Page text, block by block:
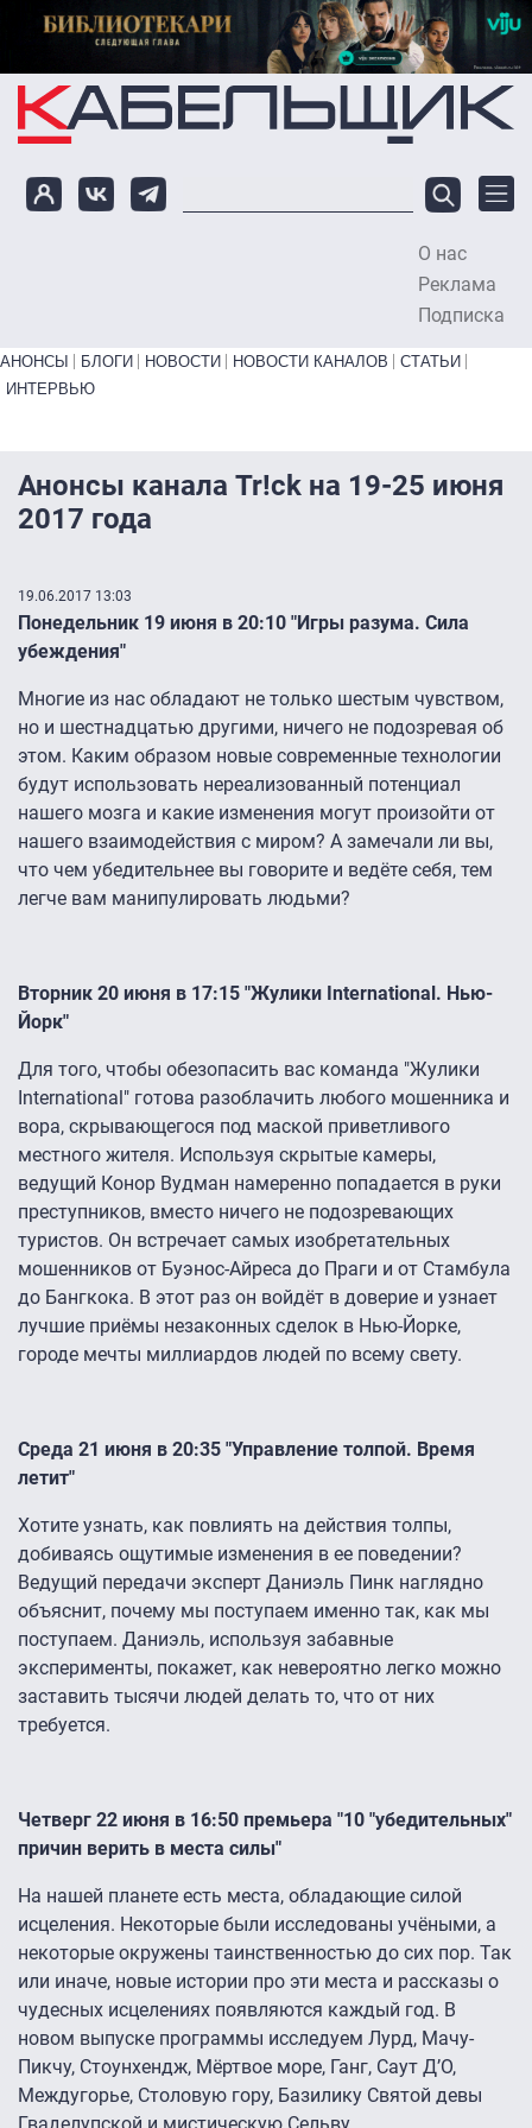
Перейти к основному содержанию
О нас
Реклама
Подписка
Primary links bottom
АНОНСЫ БЛОГИ НОВОСТИ НОВОСТИ КАНАЛОВ
СТАТЬИ
ИНТЕРВЬЮ
Анонсы канала Tr!ck на 19-25 июня
2017 года
19.06.2017 13:03
Понедельник 19 июня в 20:10 "Игры разума. Сила
убеждения"
Многие из нас обладают не только шестым чувством,
но и шестнадцатью другими, ничего не подозревая об
этом. Каким образом новые современные технологии
будут использовать нереализованный потенциал
нашего мозга и какие изменения могут произойти от
нашего взаимодействия с миром? А замечали ли вы,
что чем убедительнее вы говорите и ведёте себя, тем
легче вам манипулировать людьми?
Вторник 20 июня в 17:15 "Жулики International. Нью-
Йорк"
Для того, чтобы обезопасить вас команда "Жулики
International" готова разоблачить любого мошенника и
вора, скрывающегося под маской приветливого
местного жителя. Используя скрытые камеры,
ведущий Конор Вудман намеренно попадается в руки
преступников, вместо ничего не подозревающих
туристов. Он встречает самых изобретательных
мошенников от Буэнос-Айреса до Праги и от Стамбула
до Бангкока. В этот раз он войдёт в доверие и узнает
лучшие приёмы незаконных сделок в Нью-Йорке,
городе мечты миллиардов людей по всему свету.
Среда 21 июня в 20:35 "Управление толпой. Время
летит"
Хотите узнать, как повлиять на действия толпы,
добиваясь ощутимые изменения в ее поведении?
Ведущий передачи эксперт Даниэль Пинк наглядно
объяснит, почему мы поступаем именно так, как мы
поступаем. Даниэль, используя забавные
эксперименты, покажет, как невероятно легко можно
заставить тысячи людей делать то, что от них
требуется.
Четверг 22 июня в 16:50 премьера "10 "убедительных"
причин верить в места силы"
На нашей планете есть места, обладающие силой
исцеления. Некоторые были исследованы учёными, а
некоторые окружены таинственностью до сих пор. Так
или иначе, новые истории про эти места и рассказы о
чудесных исцелениях появляются каждый год. В
новом выпуске программы исследуем Лурд, Мачу-
Пикчу, Стоунхендж, Мёртвое море, Ганг, Саут Д’О,
Междугорье, Столовую гору, Базилику Святой девы